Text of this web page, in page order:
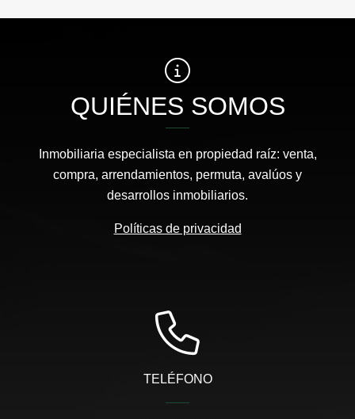
QUIÉNES SOMOS
Inmobiliaria especialista en propiedad raíz: venta,
compra, arrendamientos, permuta, avalúos y
desarrollos inmobiliarios.
Políticas de privacidad
TELÉFONO